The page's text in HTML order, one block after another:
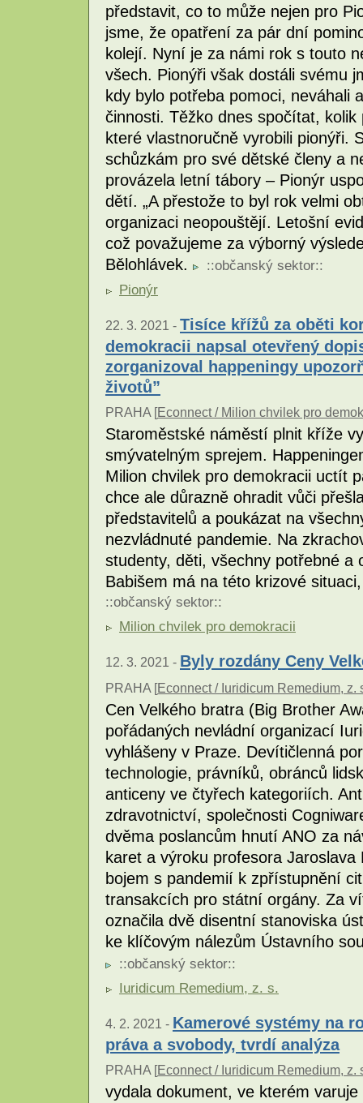
představit, co to může nejen pro
jsme, že opatření za pár dní
kolejí. Nyní je za námi rok s touto
všech. Pionýři však dostáli svému
kdy bylo potřeba pomoci, neváhali
činnosti. Těžko dnes spočítat,
které vlastnoručně vyrobili pionýři.
schůzkám pro své dětské členy a
provázela letní tábory – Pionýr
dětí. „A přestože to byl rok velmi
organizaci neopouštějí. Letošní
což považujeme za výborný
Bělohlávek.
::občanský sektor::
Pionýr
22. 3. 2021 - Tisíce křížů za oběti
demokracii napsal otevřený
zorganizoval happeningy
životů”
PRAHA [Econnect / Milion chvilek pro
Staroměstské náměstí plnit kříže
smývatelným sprejem.
Milion chvilek pro demokracii uctít
chce ale důrazně ohradit vůči
představitelů a poukázat na
nezvládnuté pandemie. Na
studenty, děti, všechny potřebné a
Babišem má na této krizové
::občanský sektor::
Milion chvilek pro demokracii
12. 3. 2021 - Byly rozdány Ceny
PRAHA [Econnect / Iuridicum Remedium, z.
Cen Velkého bratra (Big Brother
pořádaných nevládní organizací
vyhlášeny v Praze. Devítičlenná
technologie, právníků, obránců
anticeny ve čtyřech kategoriích.
zdravotnictví, společnosti
dvěma poslancům hnutí ANO za
karet a výroku profesora
bojem s pandemií k zpřístupnění
transakcích pro státní orgány. Za
označila dvě disentní stanoviska
ke klíčovým nálezům Ústavního
::občanský sektor::
Iuridicum Remedium, z. s.
4. 2. 2021 - Kamerové systémy na
práva a svobody, tvrdí analýza
PRAHA [Econnect / Iuridicum Remedium, z.
vydala dokument, ve kterém